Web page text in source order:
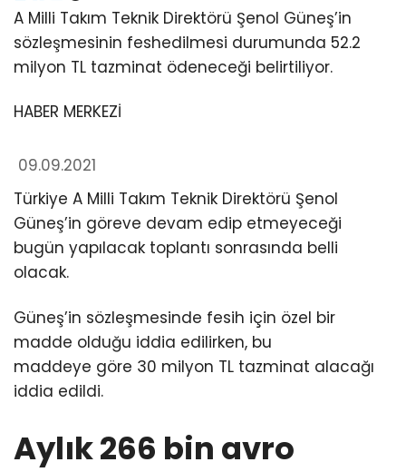
A Milli Takım Teknik Direktörü Şenol Güneş’in
sözleşmesinin feshedilmesi durumunda 52.2
milyon TL tazminat ödeneceği belirtiliyor.
HABER MERKEZİ
09.09.2021
Türkiye A Milli Takım Teknik Direktörü Şenol
Güneş’in göreve devam edip etmeyeceği
bugün yapılacak toplantı sonrasında belli
olacak.
Güneş’in sözleşmesinde fesih için özel bir
madde olduğu iddia edilirken, bu
maddeye göre 30 milyon TL tazminat alacağı
iddia edildi.
Aylık 266 bin avro